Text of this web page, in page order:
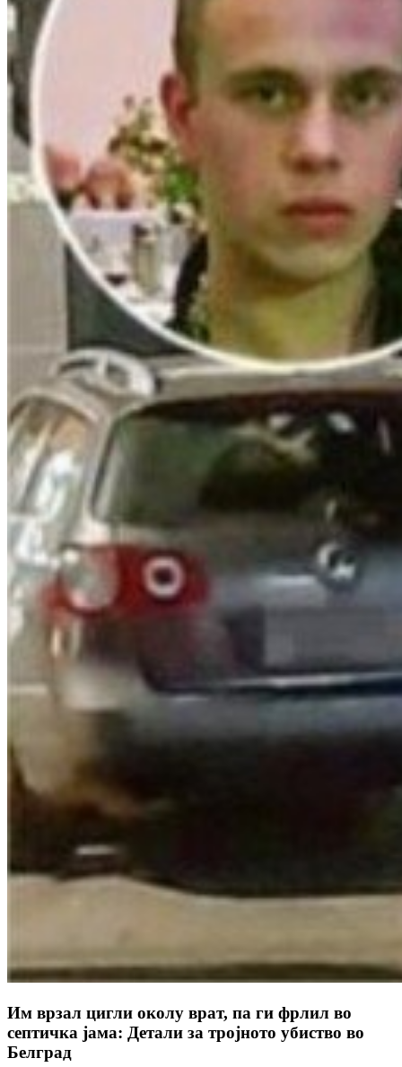
Им врзал цигли околу врат, па ги фрлил во
септичка јама: Детали за тројното убиство во
Белград